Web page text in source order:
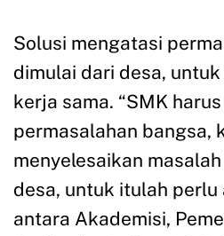
Solusi mengatasi
dimulai dari desa,
kerja sama. “SMK
permasalahan bangsa,
menyelesaikan
desa, untuk itulah perlu
antara Akademisi,